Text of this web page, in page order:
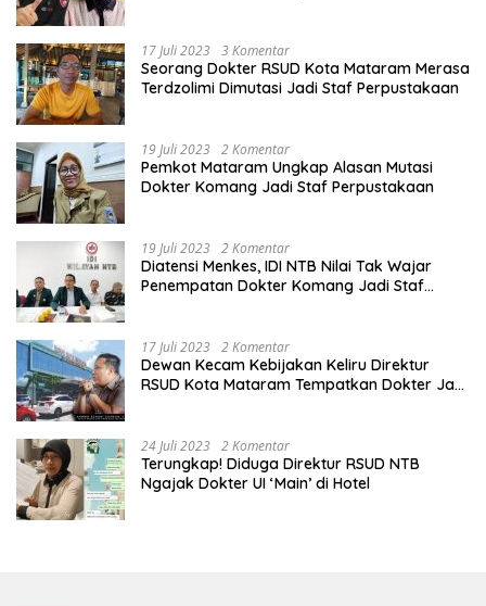
17 Juli 2023 3 Komentar
Seorang Dokter RSUD Kota Mataram Merasa
Terdzolimi Dimutasi Jadi Staf Perpustakaan
19 Juli 2023 2 Komentar
Pemkot Mataram Ungkap Alasan Mutasi
Dokter Komang Jadi Staf Perpustakaan
19 Juli 2023 2 Komentar
Diatensi Menkes, IDI NTB Nilai Tak Wajar
Penempatan Dokter Komang Jadi Staf
17 Juli 2023 2 Komentar
Dewan Kecam Kebijakan Keliru Direktur
RSUD Kota Mataram Tempatkan Dokter Jadi
24 Juli 2023 2 Komentar
Terungkap! Diduga Direktur RSUD NTB
Ngajak Dokter UI ‘Main’ di Hotel